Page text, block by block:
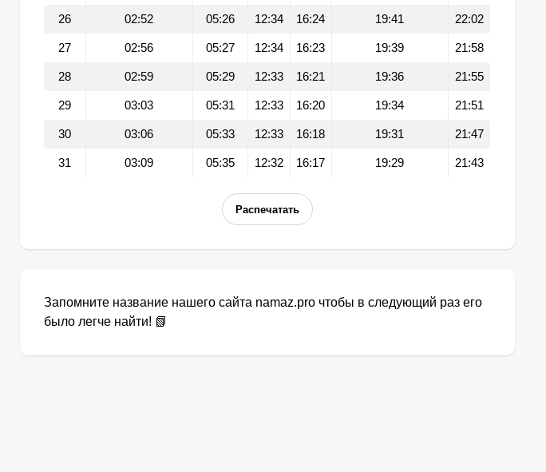
26 02:52 05:26 12:34 16:24 19:41 22:02
27 02:56 05:27 12:34 16:23 19:39 21:58
28 02:59 05:29 12:33 16:21 19:36 21:55
29 03:03 05:31 12:33 16:20 19:34 21:51
30 03:06 05:33 12:33 16:18 19:31 21:47
31 03:09 05:35 12:32 16:17 19:29 21:43
Распечатать
Запомните название нашего сайта namaz.pro чтобы в следующий раз его
было легче найти! 📗